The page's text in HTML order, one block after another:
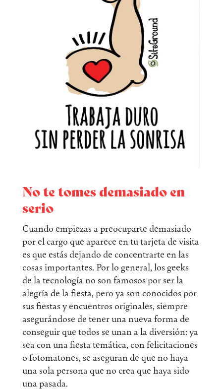
No te tomes demasiado en
serio
Cuando empiezas a preocuparte demasiado
por el cargo que aparece en tu tarjeta de visita
es que estás dejando de concentrarte en las
cosas importantes. Por lo general, los geeks
de la tecnología no son famosos por ser la
alegría de la fiesta, pero ya son conocidos por
sus fiestas y encuentros originales, siempre
asegurándose de tener una nueva forma de
conseguir que todos se unan a la diversión: ya
sea con una fiesta temática, con felicitaciones
o fotomatones, se aseguran de que no haya
una sola persona que no crea que haya sido
una pasada.